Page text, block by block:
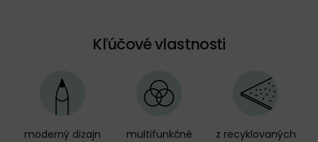
Kľúčové vlastnosti
moderný dizajn
multifunkčné
z recyklovaných